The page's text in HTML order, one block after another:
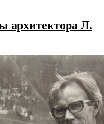
архитектора Л.